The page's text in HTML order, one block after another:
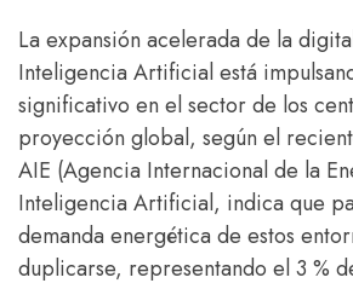
La expansión acelerada de la
Inteligencia Artificial está
significativo en el sector de los
proyección global, según el
AIE (Agencia Internacional de la
Inteligencia Artificial, indica que
demanda energética de estos
duplicarse, representando el 3 %